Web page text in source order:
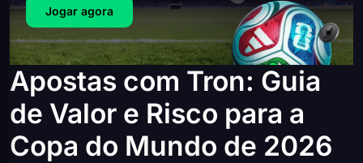
Jogar agora
Apostas com Tron: Guia
de Valor e Risco para a
Copa do Mundo de 2026